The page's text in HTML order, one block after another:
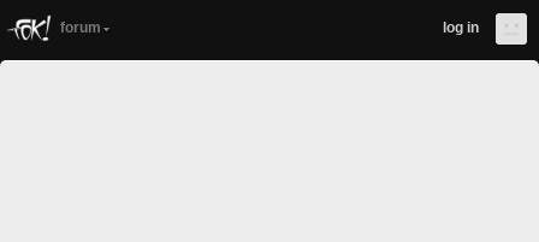
forum log in